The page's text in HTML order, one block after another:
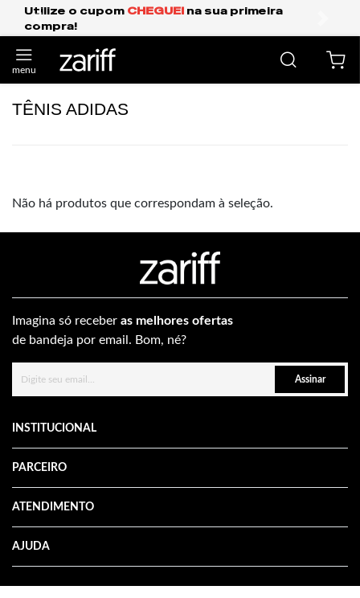
Utilize o cupom CHEGUEI na sua primeira
compra!
anterior
TÊNIS ADIDAS
Não há produtos que correspondam à seleção.
Imagina só receber as melhores ofertas
de bandeja por email. Bom, né?
Assinar
INSTITUCIONAL
PARCEIRO
ATENDIMENTO
AJUDA